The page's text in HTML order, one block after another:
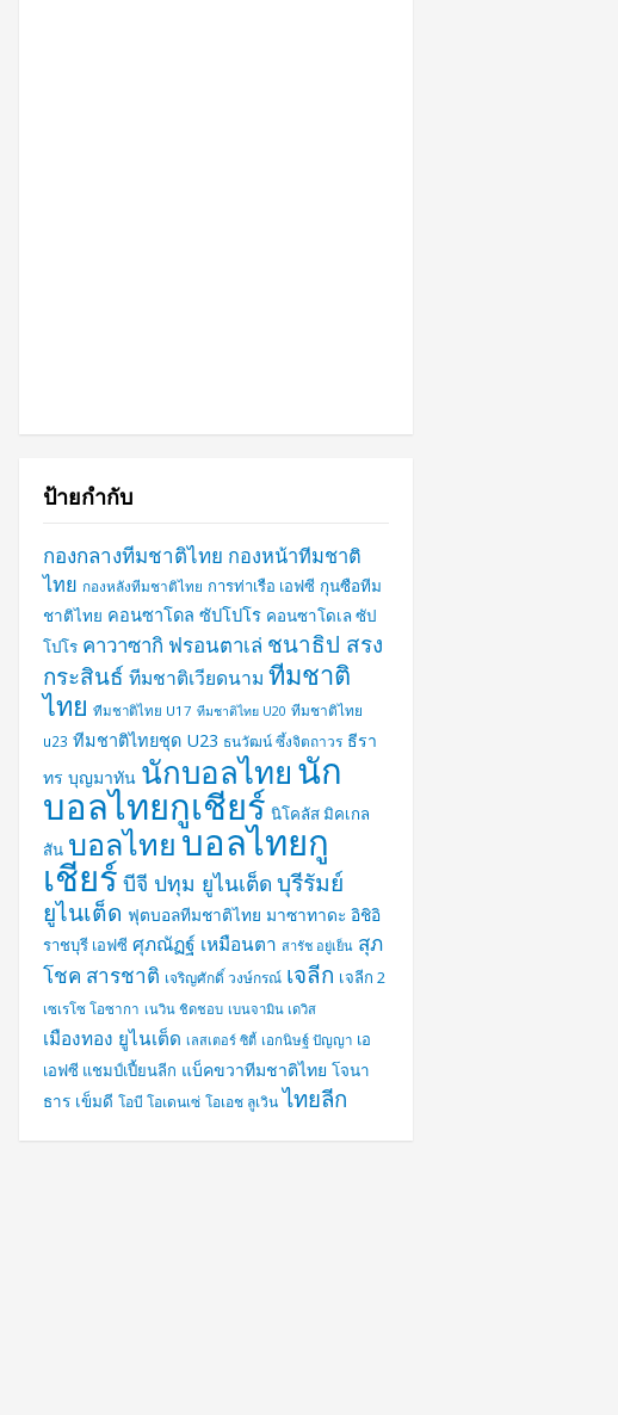
ป้ายกำกับ
กองกลางทีมชาติไทย กองหน้าทีมชาติ
ไทย กองหลังทีมชาติไทย การท่าเรือ เอฟซี กุนซือทีม
ชาติไทย คอนซาโดล ซัปโปโร คอนซาโดเล ซัป
โปโร คาวาซากิ ฟรอนตาเล่ ชนาธิป สรง
กระสินธ์ ทีมชาติเวียดนาม ทีมชาติ
ไทย ทีมชาติไทย U17 ทีมชาติไทย U20 ทีมชาติไทย
u23 ทีมชาติไทยชุด U23 ธนวัฒน์ ซึ้งจิตถาวร ธีรา
ทร บุญมาทัน นักบอลไทยนัก
บอลไทยกูเชียร์ นิโคลัส มิคเกล
สัน บอลไทยบอลไทยกู
เชียร์ บีจี ปทุม ยูไนเต็ด บุรีรัมย์
ยูไนเต็ด ฟุตบอลทีมชาติไทย มาซาทาดะ อิชิอิ
ราชบุรี เอฟซี ศุภณัฏฐ์ เหมือนตา สารัช อยู่เย็น สุภ
โชค สารชาติ เจริญศักดิ์ วงษ์กรณ์ เจลีก เจลีก 2
เซเรโซ โอซากา เนวิน ชิดชอบ เบนจามิน เดวิส
เมืองทอง ยูไนเต็ด เลสเตอร์ ซิตี้ เอกนิษฐ์ ปัญญา เอ
เอฟซี แชมป์เปี้ยนลีก แบ็คขวาทีมชาติไทย โจนา
ธาร เข็มดี โอบี โอเดนเซ่ โอเอช ลูเวิน ไทยลีก